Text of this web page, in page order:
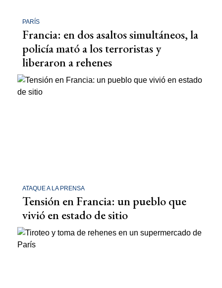
PARÍS
Francia: en dos asaltos simultáneos, la
policía mató a los terroristas y
liberaron a rehenes
ATAQUE A LA PRENSA
Tensión en Francia: un pueblo que
vivió en estado de sitio